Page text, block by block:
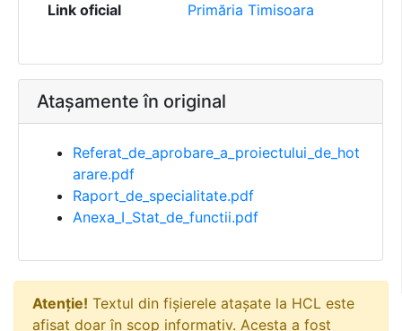
Link oficial Primăria Timisoara
Atașamente în original
Referat_de_aprobare_a_proiectului_de_hot
arare.pdf
Raport_de_specialitate.pdf
Anexa_I_Stat_de_functii.pdf
Atenție! Textul din fișierele atașate la HCL este
afișat doar în scop informativ. Acesta a fost